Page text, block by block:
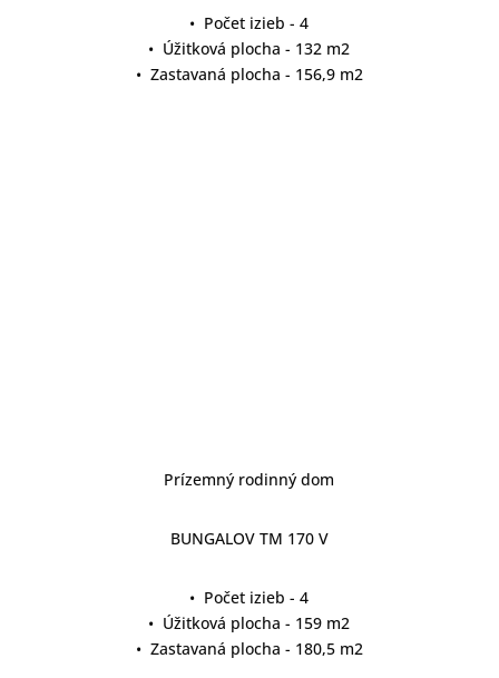
• Počet izieb - 4
• Úžitková plocha - 132 m2
• Zastavaná plocha - 156,9 m2
Prízemný rodinný dom
BUNGALOV TM 170 V
• Počet izieb - 4
• Úžitková plocha - 159 m2
• Zastavaná plocha - 180,5 m2